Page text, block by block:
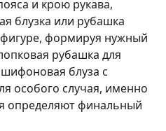
и крою рукава,
блузка или рубашка
формируя нужный
рубашка для
блуза с
особого случая, именно
определяют финальный